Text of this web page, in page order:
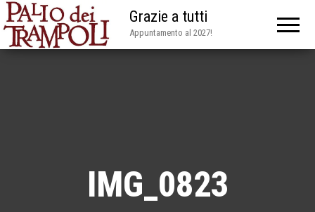
Grazie a tutti
Appuntamento al 2027!
IMG_0823